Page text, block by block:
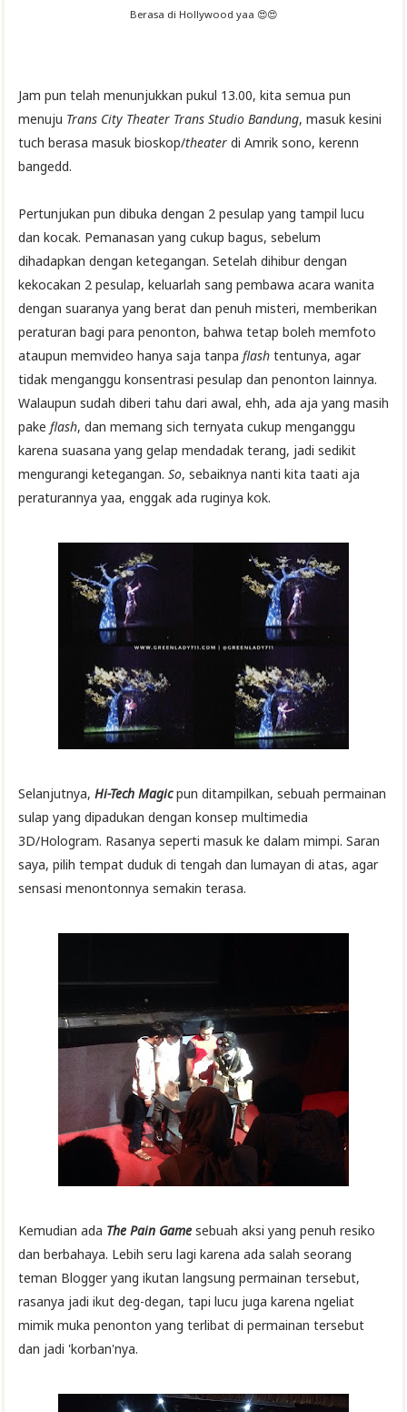
Berasa di Hollywood yaa 😍😍
Jam pun telah menunjukkan pukul 13.00, kita semua pun
menuju Trans City Theater Trans Studio Bandung, masuk kesini
tuch berasa masuk bioskop/theater di Amrik sono, kerenn
bangedd.
Pertunjukan pun dibuka dengan 2 pesulap yang tampil lucu
dan kocak. Pemanasan yang cukup bagus, sebelum
dihadapkan dengan ketegangan. Setelah dihibur dengan
kekocakan 2 pesulap, keluarlah sang pembawa acara wanita
dengan suaranya yang berat dan penuh misteri, memberikan
peraturan bagi para penonton, bahwa tetap boleh memfoto
ataupun memvideo hanya saja tanpa flash tentunya, agar
tidak menganggu konsentrasi pesulap dan penonton lainnya.
Walaupun sudah diberi tahu dari awal, ehh, ada aja yang masih
pake flash, dan memang sich ternyata cukup menganggu
karena suasana yang gelap mendadak terang, jadi sedikit
mengurangi ketegangan. So, sebaiknya nanti kita taati aja
peraturannya yaa, enggak ada ruginya kok.
Selanjutnya, Hi-Tech Magicpun ditampilkan, sebuah permainan
sulap yang dipadukan dengan konsep multimedia
3D/Hologram. Rasanya seperti masuk ke dalam mimpi. Saran
saya, pilih tempat duduk di tengah dan lumayan di atas, agar
sensasi menontonnya semakin terasa.
Kemudian ada The Pain Game sebuah aksi yang penuh resiko
dan berbahaya. Lebih seru lagi karena ada salah seorang
teman Blogger yang ikutan langsung permainan tersebut,
rasanya jadi ikut deg-degan, tapi lucu juga karena ngeliat
mimik muka penonton yang terlibat di permainan tersebut
dan jadi 'korban'nya.